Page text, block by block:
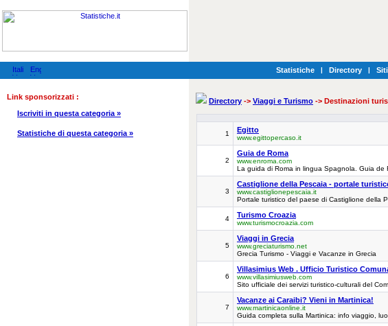
Statistiche | Directory |
Link sponsorizzati :
Iscriviti in questa categoria »
Statistiche di questa categoria »
Directory -> Viaggi e Turismo -> Destinazioni
1 Egitto
www.egittopercaso.it
2
Guia de Roma
www.enroma.com
La guida di Roma in lingua Spagnola. Guia de
3
Castiglione della Pescaia - portale
www.castiglionepescaia.it
Portale turistico del paese di Castiglione della
4 Turismo Croazia
www.turismocroazia.com
5
Viaggi in Grecia
www.greciaturismo.net
Grecia Turismo - Viaggi e Vacanze in Grecia
6
Villasimius Web . Ufficio Turistico
www.villasimiusweb.com
Sito ufficiale dei servizi turistico-culturali del
7
Vacanze ai Caraibi? Vieni in Martinica!
www.martinicaonline.it
Guida completa sulla Martinica: info viaggio,